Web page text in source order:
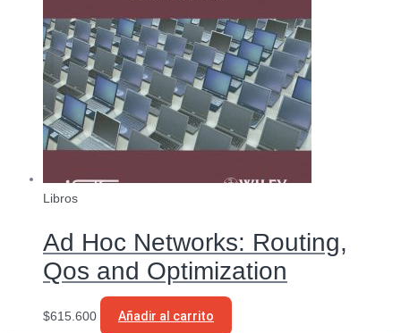
Libros
Ad Hoc Networks: Routing,
Qos and Optimization
$615.600 Añadir al carrito